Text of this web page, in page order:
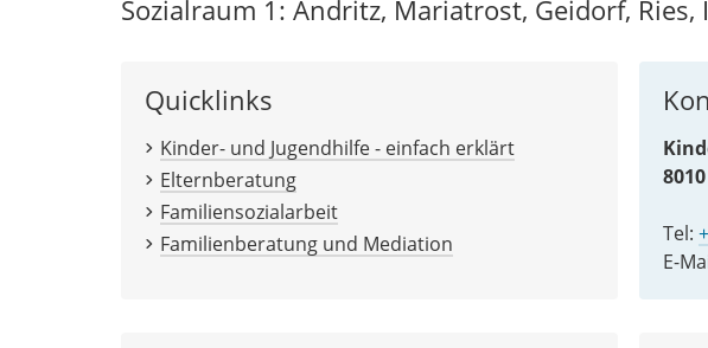
Sozialraum 1: Andritz, Mariatrost, Geidorf,
Quicklinks
Kinder- und Jugendhilfe - einfach erklärt
Elternberatung
Familiensozialarbeit
Familienberatung und Mediation
Tel:
E-